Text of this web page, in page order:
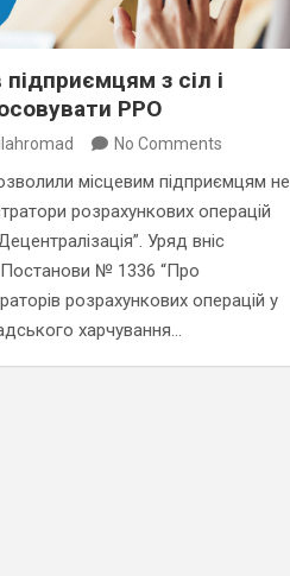
з сіл і
РРО
No Comments
місцевим підприємцям не
розрахункових операцій
Уряд вніс
Постанови № 1336 “Про
розрахункових операцій у
харчування…